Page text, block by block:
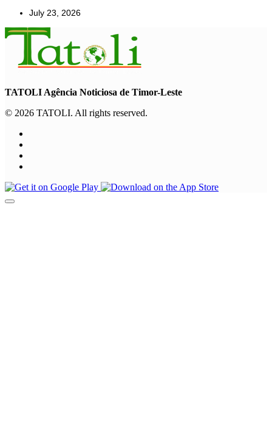
July 23, 2026
TATOLI Agência Noticiosa de Timor-Leste
© 2026 TATOLI. All rights reserved.